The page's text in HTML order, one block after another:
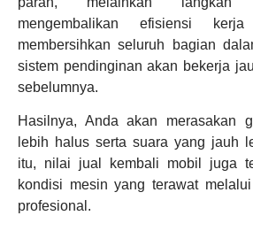
mengembalikan efisiensi
membersihkan seluruh bagian
sistem pendinginan akan bekerja
sebelumnya.
Hasilnya, Anda akan merasakan
lebih halus serta suara yang jauh
itu, nilai jual kembali mobil juga
kondisi mesin yang terawat
profesional.